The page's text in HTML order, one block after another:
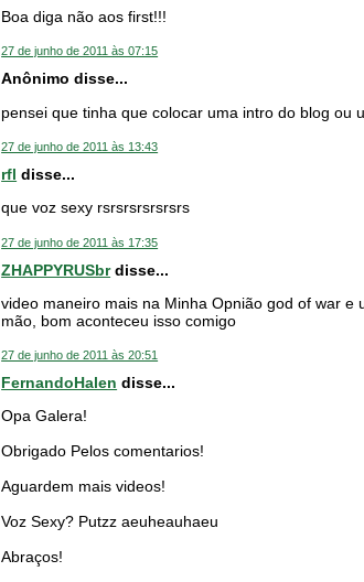
Boa diga não aos first!!!
27 de junho de 2011 às 07:15
Anônimo disse...
pensei que tinha que colocar uma intro do blog ou
27 de junho de 2011 às 13:43
rfl disse...
que voz sexy rsrsrsrsrsrsrs
27 de junho de 2011 às 17:35
ZHAPPYRUSbrdisse...
video maneiro mais na Minha Opnião god of war
mão, bom aconteceu isso comigo
27 de junho de 2011 às 20:51
FernandoHalen disse...
Opa Galera!
Obrigado Pelos comentarios!
Aguardem mais videos!
Voz Sexy? Putzz aeuheauhaeu
Abraços!